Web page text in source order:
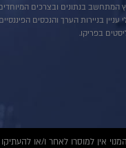
המתחשב בנתונים ובצרכים
בניירות הערך והנכסים
בפריקו.